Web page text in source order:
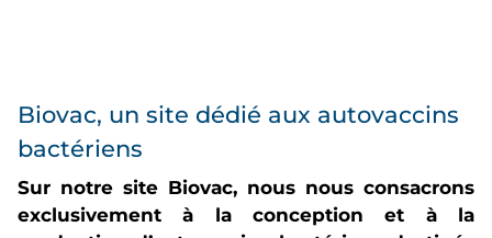
Biovac, un site dédié aux autovaccins
bactériens
Sur notre site Biovac, nous nous consacrons
exclusivement à la conception et à la